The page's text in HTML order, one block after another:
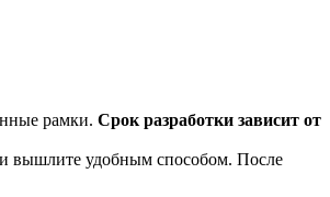
рамки. Срок разработки зависит от
вышлите удобным способом. После